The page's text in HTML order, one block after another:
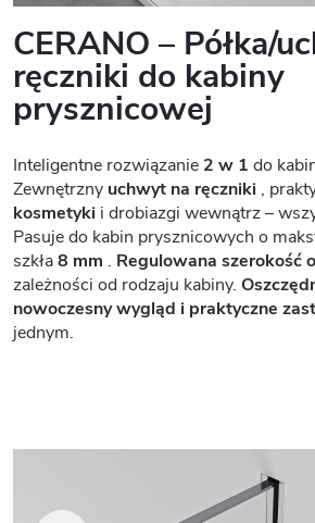
CERANO – Półka/
ręczniki do kabiny
prysznicowej
Inteligentne rozwiązanie 2 w 1 do
Zewnętrzny uchwyt na ręczniki ,
kosmetyki i drobiazgi wewnątrz –
Pasuje do kabin prysznicowych o
szkła8 mm . Regulowana szerokość
zależności od rodzaju kabiny.
nowoczesny wygląd i praktyczne
jednym.